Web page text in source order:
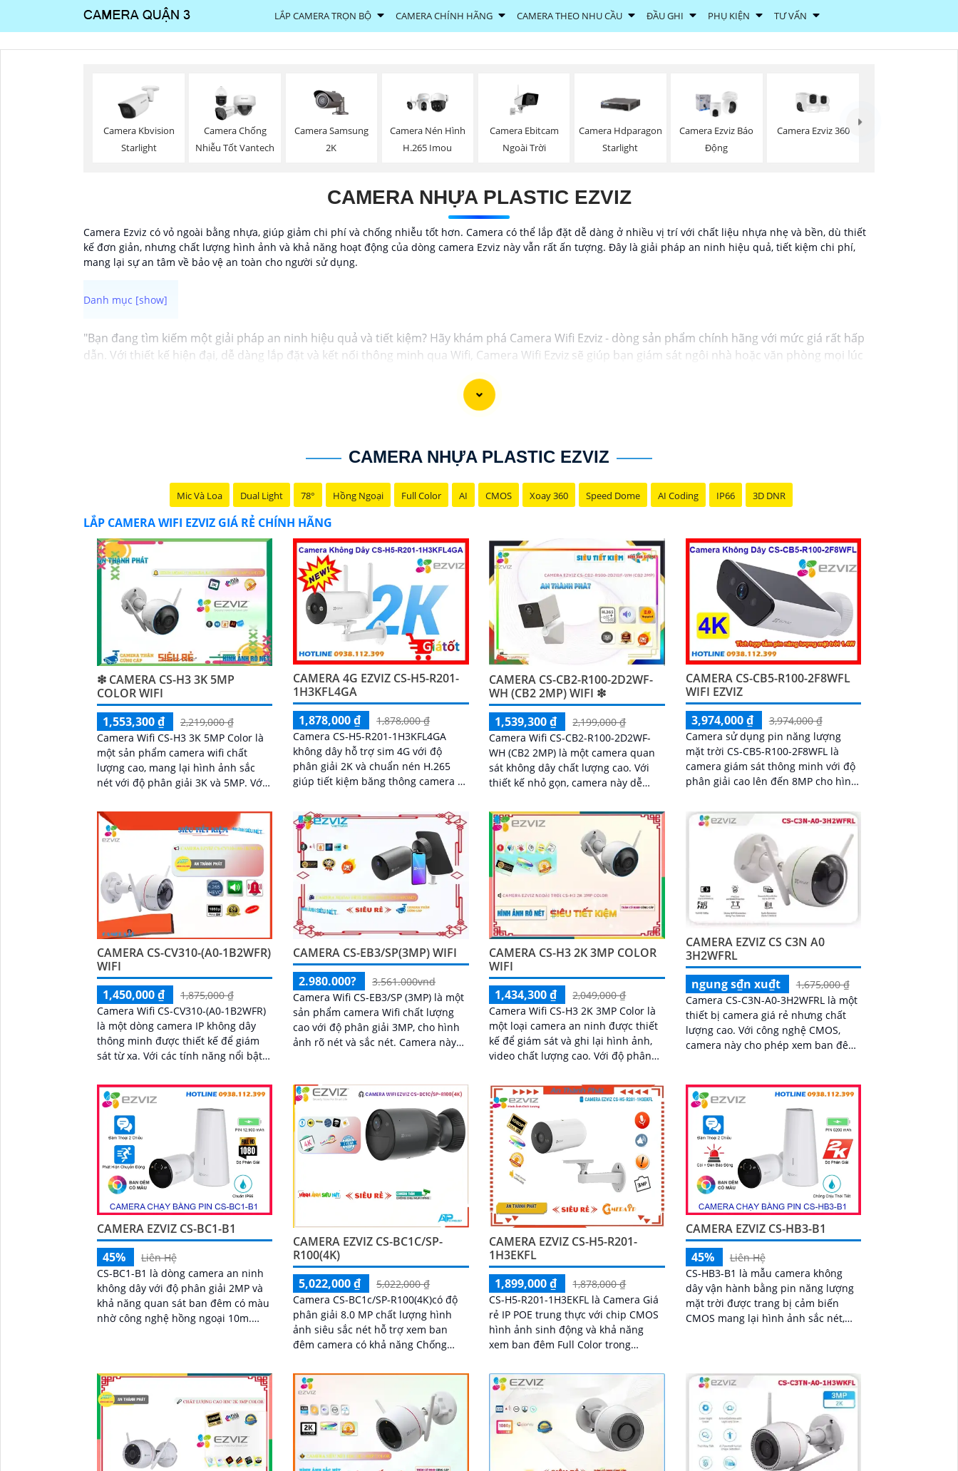
LẮP CAMERA TRỌN BỘ CAMERA CHÍNH HÃNG CAMERA THEO NHU CẦU ĐẦU GHI PHỤ KIỆN TƯ VẤN
Camera Kbvision
Starlight
Camera Chống
Nhiễu Tốt Vantech
Camera Samsung
2K
Camera Nén Hình
H.265 Imou
Camera Ebitcam
Ngoài Trời
Camera Hdparagon
Starlight
Camera Ezviz Báo
Động
Camera Ezviz 360
CAMERA NHỰA PLASTIC EZVIZ
Camera Ezviz có vỏ ngoài bằng nhựa, giúp giảm chi phí và chống nhiễu tốt hơn. Camera có thể lắp đặt dễ dàng ở nhiều vị trí với chất liệu nhựa nhẹ và bền, dù thiết
kế đơn giản, nhưng chất lượng hình ảnh và khả năng hoạt động của dòng camera Ezviz này vẫn rất ấn tượng. Đây là giải pháp an ninh hiệu quả, tiết kiệm chi phí,
mang lại sự an tâm về bảo vệ an toàn cho người sử dụng.
"Bạn đang tìm kiếm một giải pháp an ninh hiệu quả và tiết kiệm? Hãy khám phá Camera Wifi Ezviz - dòng sản phẩm chính hãng với mức giá rất hấp
dẫn. Với thiết kế hiện đại, dễ dàng lắp đặt và kết nối thông minh qua Wifi, Camera Wifi Ezviz sẽ giúp bạn giám sát ngôi nhà hoặc văn phòng mọi lúc
Không chỉ vậy, sản phẩm cũng mang lại chất lượng hình ảnh sắc nét và độ phân giải cao, cho phép bạn theo dõi mọi hoạt động một cách dễ dàng.
Đừng bỏ lỡ cơ hội sở hữu Camera Wifi Ezviz giá rẻ chính hãng để bảo vệ tài sản và gia đình của bạn ngay hôm nay!"
CAMERA NHỰA PLASTIC EZVIZ
Mic Và Loa Dual Light 78° Hồng Ngoại Full Color AI CMOS Xoay 360 Speed Dome AI Coding IP66 3D DNR
LẮP CAMERA WIFI EZVIZ GIÁ RẺ CHÍNH HÃNG
❇ CAMERA CS-H3 3K 5MP
COLOR WIFI
1,553,300 ₫
2,219,000 ₫
Camera Wifi CS-H3 3K 5MP Color là
một sản phẩm camera wifi chất
lượng cao, mang lại hình ảnh sắc
nét với độ phân giải 3K và 5MP. Với
dùng có thể dễ dàng giám sát từ xa
qua điện thoại di động
CAMERA 4G EZVIZ CS-H5-R201-
1H3KFL4GA
1,878,000 ₫
1,878,000 ₫
Camera CS-H5-R201-1H3KFL4GA
không dây hỗ trợ sim 4G với độ
phân giải 2K và chuẩn nén H.265
giúp tiết kiệm băng thông camera có
nhìn hồng ngoại lên đến 30m và
ánh sáng trắng 20m quan sát rõ
ràng cả ngày lẫn đêm với chuẩn
IP67 camera còn tích hợp tính năng
phát hiện thông minh và cảnh báo
bằng còi và đèn chớp phù hợp cho
công trình kho hàng, nhà xưởng
công trình
CAMERA CS-CB2-R100-2D2WF-
WH (CB2 2MP) WIFI ❇
1,539,300 ₫
2,199,000 ₫
Camera Wifi CS-CB2-R100-2D2WF-
WH (CB2 2MP) là một camera quan
sát không dây chất lượng cao. Với
thiết kế nhỏ gọn, camera này dễ
khác nhau trong ngôi nhà hoặc văn
phòng
CAMERA CS-CB5-R100-2F8WFL
WIFI EZVIZ
3,974,000 ₫
3,974,000 ₫
Camera sử dụng pin năng lượng
mặt trời CS-CB5-R100-2F8WFL là
camera giám sát thông minh với độ
phân giải cao lên đến 8MP cho hình
nghệ AI camera có khả năng phát
hiện dáng người và phương tiện báo
động khi phát hiện xâm nhập Thiết
kế bền bỉ chống nước IP65 phù hợp
lắp đặt trong mọi điều kiện thời tiết.
Camera An Ninh CS-CB5-R100-
2F8WFL có khả năng còi hú, đèn
chớp báo động, Wifi Không Dây,
biệt người & phương tiện
CAMERA CS-CV310-(A0-1B2WFR)
WIFI
1,450,000 ₫
1,875,000 ₫
Camera Wifi CS-CV310-(A0-1B2WFR)
là một dòng camera IP không dây
thông minh được thiết kế để giám
sát từ xa. Với các tính năng nổi bật
quan sát ban...
CAMERA CS-EB3/SP(3MP) WIFI
2.980.000?
3.561.000vnd
Camera Wifi CS-EB3/SP (3MP) là một
sản phẩm camera Wifi chất lượng
cao với độ phân giải 3MP, cho hình
ảnh rõ nét và sắc nét. Camera này
đình, văn phòng, cửa hàng và nhà
kho
CAMERA CS-H3 2K 3MP COLOR
WIFI
1,434,300 ₫
2,049,000 ₫
Camera Wifi CS-H3 2K 3MP Color là
một loại camera an ninh được thiết
kế để giám sát và ghi lại hình ảnh,
video chất lượng cao. Với độ phân
ảnh sắc nét và chi tiết, đảm bảo bạn
có thể nhìn rõ từng chi tiết
CAMERA EZVIZ CS C3N A0
3H2WFRL
ngung s₫n xu₫t
1,675,000 ₫
Camera CS-C3N-A0-3H2WFRL là một
thiết bị camera giá rẻ nhưng chất
lượng cao. Với công nghệ CMOS,
camera này cho phép xem ban đêm
cách 30m với ánh sáng hồng ngoại
CAMERA EZVIZ CS-BC1-B1
45%
Liên Hệ
CS-BC1-B1 là dòng camera an ninh
không dây với độ phân giải 2MP và
khả năng quan sát ban đêm có màu
nhờ công nghệ hồng ngoại 10m.
CAMERA EZVIZ CS-BC1C/SP-
R100(4K)
5,022,000 ₫
5,022,000 ₫
Camera CS-BC1c/SP-R100(4K)có độ
phân giải 8.0 MP chất lượng hình
ảnh siêu sắc nét hỗ trợ xem ban
đêm camera có khả năng Chống
biến hình ảnh CMOS camera CS-
BC1c/SP-R100(4K) là một loại camera
giá rẻ với khả năng lưu trữ dữ liệu
lên đến 512GB thông qua khe thẻ
nhớ
CAMERA EZVIZ CS-H5-R201-
1H3EKFL
1,899,000 ₫
1,878,000 ₫
CS-H5-R201-1H3EKFL là Camera Giá
rẻ IP POE trung thực với chip CMOS
hình ảnh sinh động và khả năng
xem ban đêm Full Color trong
trộm hiệu quả giá rẻ và tiết kiệm có
độ phân giải 3
CAMERA EZVIZ CS-HB3-B1
45%
Liên Hệ
CS-HB3-B1 là mẫu camera không
dây vận hành bằng pin năng lượng
mặt trời được trang bị cảm biến
CMOS mang lại hình ảnh sắc nét,
giải 3